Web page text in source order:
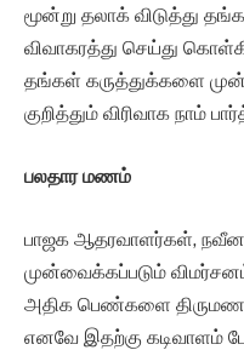
மூன்று தலாக் விடுத்து
விவாகரத்து செய்து
தங்கள் கருத்துக்களை
குறித்தும் விரிவாக நாம்
பலதார மணம்
பாஜக ஆதரவாளர்கள்,
முன்வைக்கப்படும்
அதிக பெண்களை திருமணம்
எனவே இதற்கு கடிவாளம்